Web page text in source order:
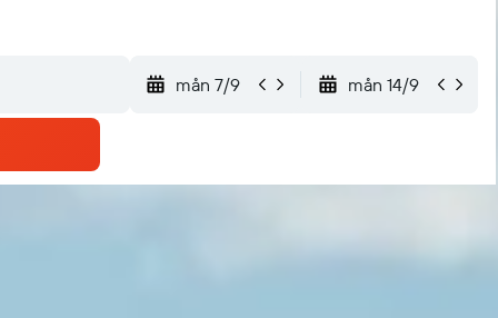
mån 7/9 mån 14/9